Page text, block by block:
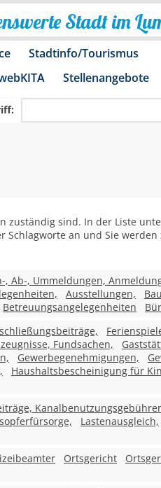
Stadt im
Stadtinfo/Tourismus
Stellenangebote
sind. In der Liste
Schlagworte an und Sie werden
, Ab-, Ummeldungen,
Ausstellungen,
Betreuungsangelegenheiten
Fundsachen,
Gewerbegenehmigungen,
Haushaltsbescheinigung für
Lastenausgleich,
Ortsgericht